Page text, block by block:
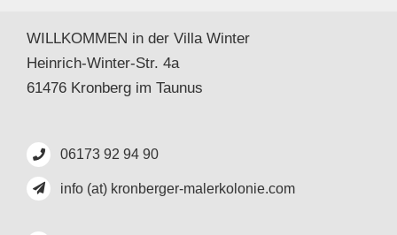
WILLKOMMEN in der Villa Winter
Heinrich-Winter-Str. 4a
61476 Kronberg im Taunus
06173 92 94 90
info (at) kronberger-malerkolonie.com